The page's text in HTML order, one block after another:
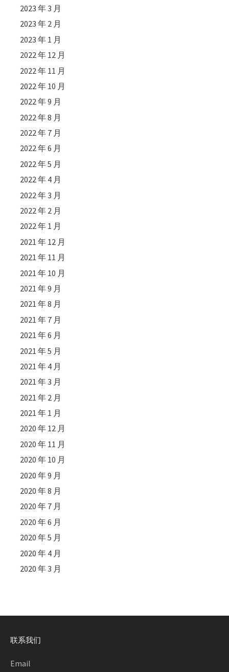
2023 年 3 月
2023 年 2 月
2023 年 1 月
2022 年 12 月
2022 年 11 月
2022 年 10 月
2022 年 9 月
2022 年 8 月
2022 年 7 月
2022 年 6 月
2022 年 5 月
2022 年 4 月
2022 年 3 月
2022 年 2 月
2022 年 1 月
2021 年 12 月
2021 年 11 月
2021 年 10 月
2021 年 9 月
2021 年 8 月
2021 年 7 月
2021 年 6 月
2021 年 5 月
2021 年 4 月
2021 年 3 月
2021 年 2 月
2021 年 1 月
2020 年 12 月
2020 年 11 月
2020 年 10 月
2020 年 9 月
2020 年 8 月
2020 年 7 月
2020 年 6 月
2020 年 5 月
2020 年 4 月
2020 年 3 月
联系我们
Email